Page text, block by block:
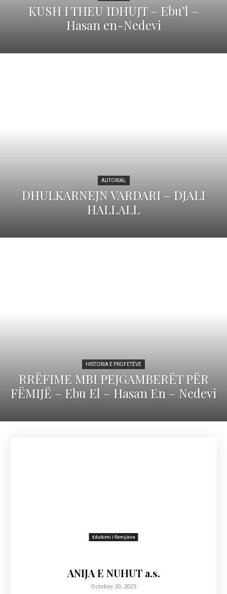
KUSH I THEU IDHUJT – Ebu’l –
Hasan en-Nedevi
AUTORIAL
DHULKARNEJN VARDARI – DJALI
HALLALL
HISTORIA E PROFETËVE
RRËFIME MBI PEJGAMBERËT PËR
FËMIJË – Ebu El – Hasan En – Nedevi
Edukimi i fëmijëve
ANIJA E NUHUT a.s.
October 20, 2025